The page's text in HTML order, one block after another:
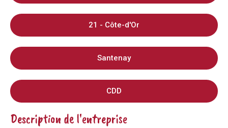
21 - Côte-d'Or
Santenay
CDD
Description de l'entreprise